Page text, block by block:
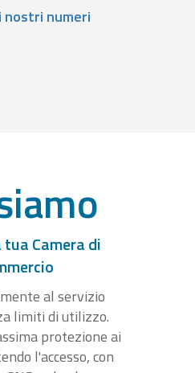
nostri numeri
Camera di
al servizio
limiti di utilizzo.
protezione ai
l'accesso, con